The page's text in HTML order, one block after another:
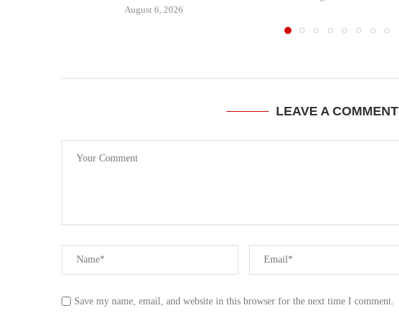
August 6, 2026
LEAVE A COMMENT
Save my name, email, and website in this browser for the next time I comment.